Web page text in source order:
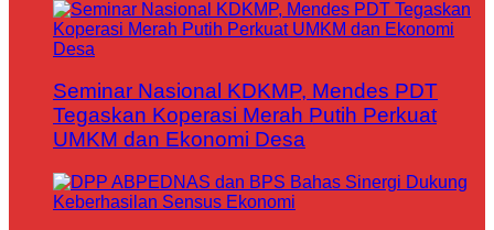
Seminar Nasional KDKMP, Mendes PDT
Tegaskan Koperasi Merah Putih Perkuat
UMKM dan Ekonomi Desa